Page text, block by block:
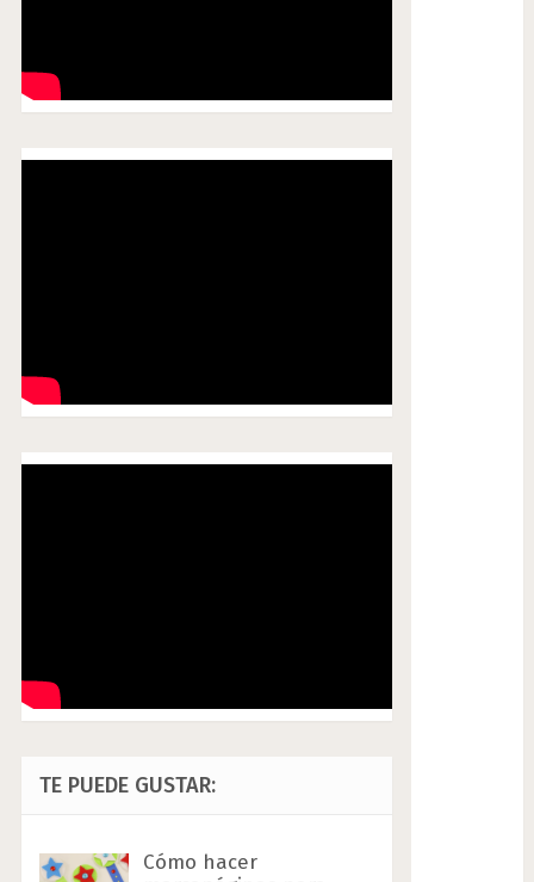
TE PUEDE GUSTAR:
Cómo hacer